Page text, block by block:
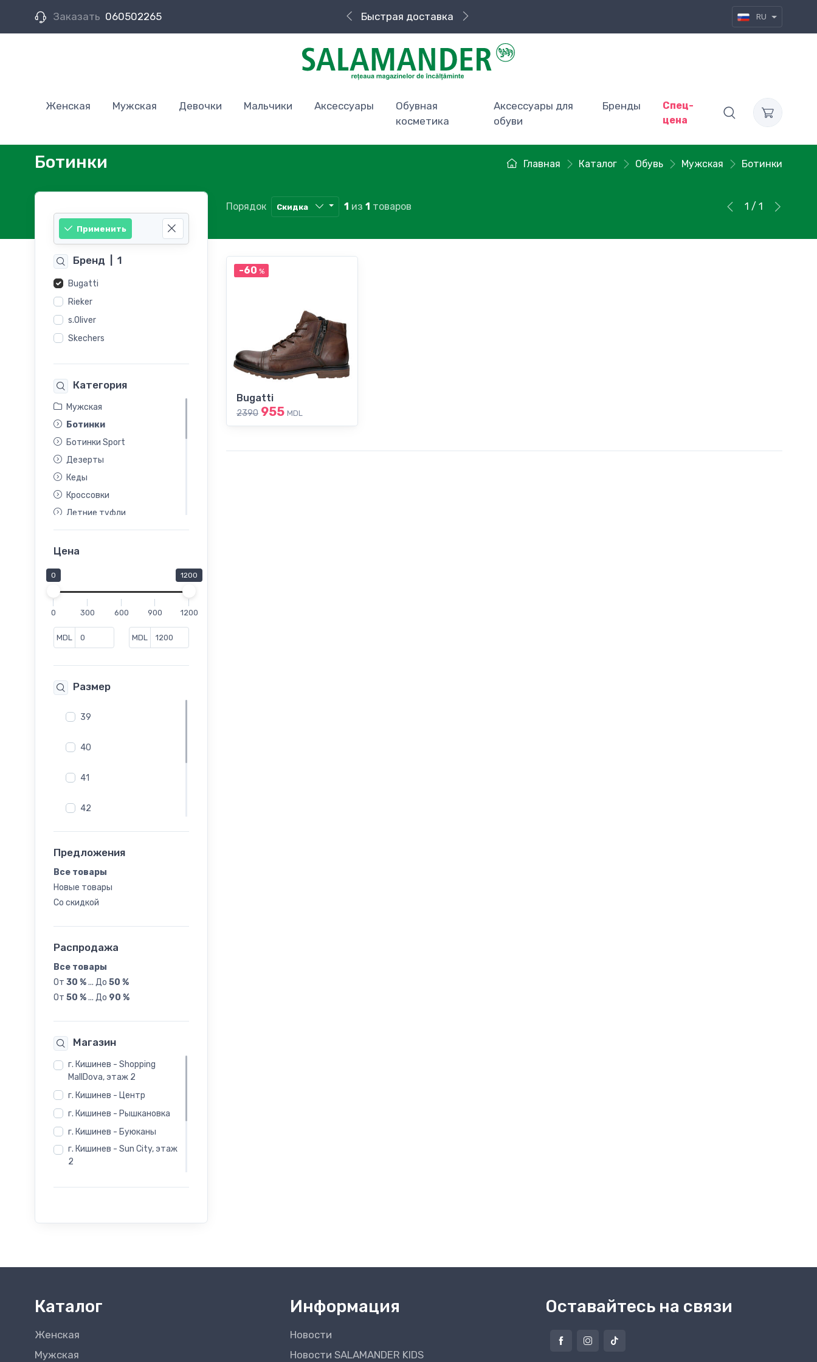
Заказать 060502265 Быстрая доставка RU
Женская Мужская Девочки Мальчики Аксессуары
Обувная
косметика
Аксессуары для
обуви
Бренды
Спец-
цена
Главная Каталог Обувь Мужская Ботинки
Ботинки
Применить
Бренд 1
Bugatti
Rieker
s.Oliver
Skechers
Категория
Мужская
Ботинки
Ботинки Sport
Дезерты
Кеды
Кроссовки
Летние туфли
Лоферы
Мокасины
Сандалии
Сапоги
Туфли
Шлепанцы
Цена
0 1200
0 300 600 900 1200
MDL MDL
Размер
39
40
41
42
44
45
Предложения
Все товары
Новые товары
Со скидкой
Распродажа
Все товары
От 30 %... До 50 %
От 50 %... До 90 %
Магазин
г. Кишинев - Shopping
MallDova, этаж 2
г. Кишинев - Центр
г. Кишинев - Рышкановка
г. Кишинев - Буюканы
г. Кишинев - Sun City, этаж
2
Evimall, Н. Йорга 5
Порядок Скидка 1 из 1 товаров 1 / 1
-60 %
Bugatti
2390 955 MDL
Каталог
Женская
Мужская
Информация
Новости
Новости SALAMANDER KIDS
Оставайтесь на связи